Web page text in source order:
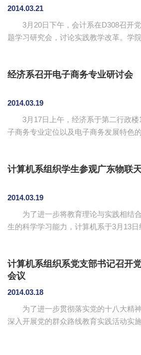
必严格遵守培训纪律，珍惜机会，认真
要性，请各位学员认真阅读《学员须知
硕果，为自身就业...
2014.03.21
3月20日下午，会计系在D308召开
题学习研究会，讨论实践教学改革。学
议。 杨文轩对党中央为什么要开展党的群众路线教育实
好教育实践活动提出了意见。他认为，
什么诉求，提出切实可行的解决措施；
意谋发展，凝练特色...
经济系召开电子商务专业研讨会
2014.03.19
3月17日上午，经济系于第二行政楼
子商务专业定位以及电子商务发展特色
心主任蒋星老师出席了会议。 会议上，袁泽沛教授指
的定位，探讨电子商务专业教学内容的
定的差距，请各位老师围绕这些问题提
解。陆川强调电子商务...
计算机系组织学生参观广东物联
2014.03.19
为了进一步将教育理论与实践相结合
生的科学学习能力，计算机系于3月13
级物联网班学生等。 广东物联网产业园对我院老师和学
生的到来表示热烈欢迎，同时向大家具
东物联网产业园自开园以来，先后同IBM
机构纷纷签约入驻。该园区拥有顶级
够更好地...
计算机系组织系党支部书记召开
会议
2014.03.18
为了进一步贯彻落实党的十八大精神
深入开展党的群众路线教育实践活动实